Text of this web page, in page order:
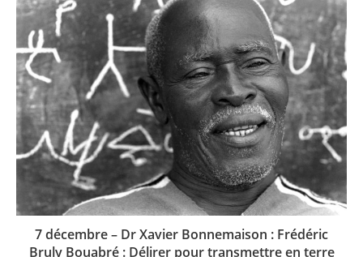
7 décembre – Dr Xavier Bonnemaison : Frédéric
Bruly Bouabré : Délirer pour transmettre en terre